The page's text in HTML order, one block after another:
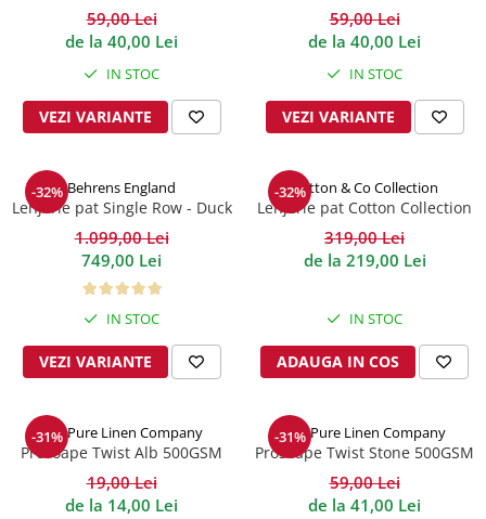
59,00 Lei
de la 40,00 Lei
IN STOC
VEZI VARIANTE
59,00 Lei
de la 40,00 Lei
IN STOC
VEZI VARIANTE
-32% Behrens England
Lenjerie pat Single Row - Duck
EGG 800TC
1.099,00 Lei
749,00 Lei
IN STOC
VEZI VARIANTE
-32%Cotton & Co Collection
Lenjerie pat Cotton Collection
319,00 Lei
de la 219,00 Lei
IN STOC
ADAUGA IN COS
-31%
The Pure Linen Company
Prosoape Twist Alb 500GSM
19,00 Lei
de la 14,00 Lei
-31%
The Pure Linen Company
Prosoape Twist Stone 500GSM
59,00 Lei
de la 41,00 Lei